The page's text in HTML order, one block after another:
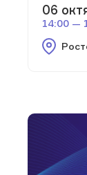
06
14:00 —